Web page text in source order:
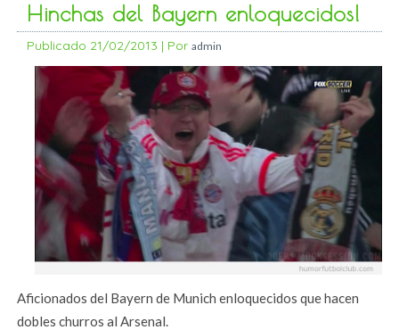
Hinchas del Bayern enloquecidos!
Publicado 21/02/2013 | Por admin
Aficionados del Bayern de Munich enloquecidos que hacen
dobles churros al Arsenal.